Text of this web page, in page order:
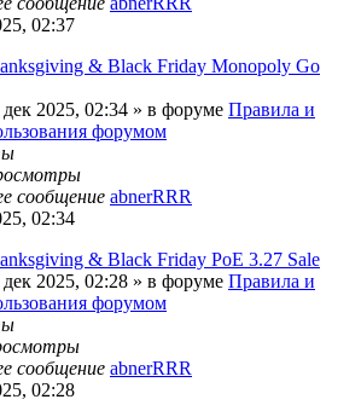
02:37
& Black Friday Monopoly Go
дек 2025, 02:34 » в форуме Правила и
форумом
сообщение abnerRRR
02:34
& Black Friday PoE 3.27 Sale
дек 2025, 02:28 » в форуме Правила и
форумом
сообщение abnerRRR
02:28